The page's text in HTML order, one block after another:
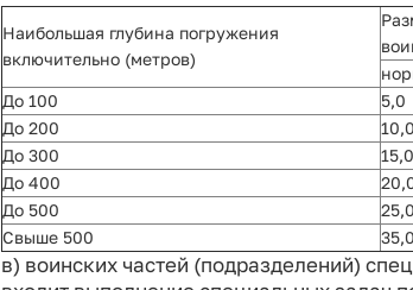
Наибольшая глубина погружения
включительно (метров)
До 100
5,0
До 200
10,0
До 300
15,0
До 400
До 500
25,0
Свыше 500
35,0
в) воинских частей (подразделений)